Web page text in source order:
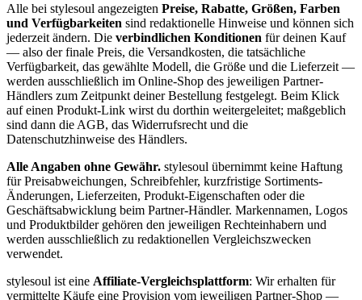
Alle bei stylesoul angezeigten Preise, Rabatte, Größen, Farben
und Verfügbarkeiten sind redaktionelle Hinweise und können sich
jederzeit ändern. Die verbindlichen Konditionen für deinen Kauf
— also der finale Preis, die Versandkosten, die tatsächliche
Verfügbarkeit, das gewählte Modell, die Größe und die Lieferzeit —
werden ausschließlich im Online-Shop des jeweiligen Partner-
Händlers zum Zeitpunkt deiner Bestellung festgelegt. Beim Klick
auf einen Produkt-Link wirst du dorthin weitergeleitet; maßgeblich
sind dann die AGB, das Widerrufsrecht und die
Datenschutzhinweise des Händlers.
Alle Angaben ohne Gewähr. stylesoul übernimmt keine Haftung
für Preisabweichungen, Schreibfehler, kurzfristige Sortiments-
Änderungen, Lieferzeiten, Produkt-Eigenschaften oder die
Geschäftsabwicklung beim Partner-Händler. Markennamen, Logos
und Produktbilder gehören den jeweiligen Rechteinhabern und
werden ausschließlich zu redaktionellen Vergleichszwecken
verwendet.
stylesoul ist eine Affiliate-Vergleichsplattform: Wir erhalten für
vermittelte Käufe eine Provision vom jeweiligen Partner-Shop —